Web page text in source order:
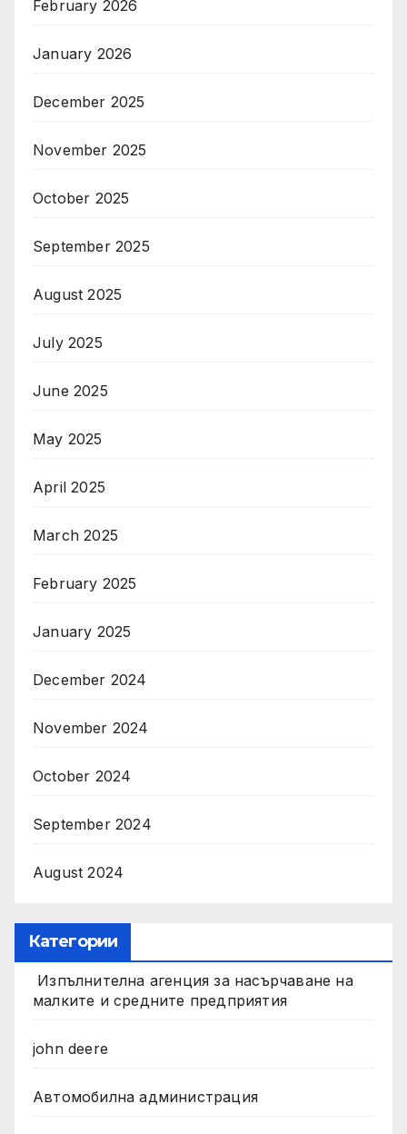
February 2026
January 2026
December 2025
November 2025
October 2025
September 2025
August 2025
July 2025
June 2025
May 2025
April 2025
March 2025
February 2025
January 2025
December 2024
November 2024
October 2024
September 2024
August 2024
Категории
Изпълнителна агенция за насърчаване на
малките и средните предприятия
john deere
Автомобилна администрация